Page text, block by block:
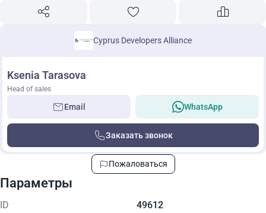
Cyprus Developers Alliance
Ksenia Tarasova
Head of sales
Email WhatsApp
Заказать звонок
Пожаловаться
Параметры
ID 49612